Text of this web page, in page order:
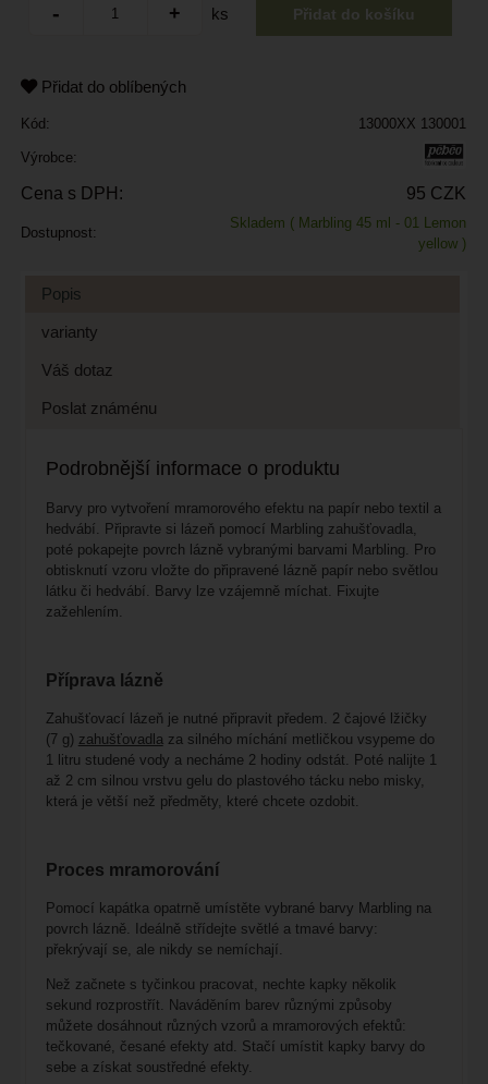
ks
Přidat do oblíbených
Kód: 13000XX 130001
Výrobce:
Cena s DPH: 95 CZK
Dostupnost:
Skladem ( Marbling 45 ml - 01 Lemon
yellow )
Popis
varianty
Váš dotaz
Poslat známénu
Podrobnější informace o produktu
Barvy pro vytvoření mramorového efektu na papír nebo textil a
hedvábí. Připravte si lázeň pomocí Marbling zahušťovadla,
poté pokapejte povrch lázně vybranými barvami Marbling. Pro
obtisknutí vzoru vložte do připravené lázně papír nebo světlou
látku či hedvábí. Barvy lze vzájemně míchat. Fixujte
zažehlením.
Příprava lázně
Zahušťovací lázeň je nutné připravit předem. 2 čajové lžičky
(7 g) zahušťovadla za silného míchání metličkou vsypeme do
1 litru studené vody a necháme 2 hodiny odstát. Poté nalijte 1
až 2 cm silnou vrstvu gelu do plastového tácku nebo misky,
která je větší než předměty, které chcete ozdobit.
Proces mramorování
Pomocí kapátka opatrně umístěte vybrané barvy Marbling na
povrch lázně. Ideálně střídejte světlé a tmavé barvy:
překrývají se, ale nikdy se nemíchají.
Než začnete s tyčinkou pracovat, nechte kapky několik
sekund rozprostřít. Naváděním barev různými způsoby
můžete dosáhnout různých vzorů a mramorových efektů:
tečkované, česané efekty atd. Stačí umístit kapky barvy do
sebe a získat soustředné efekty.